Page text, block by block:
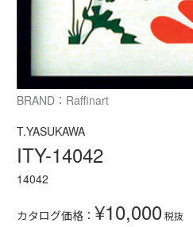
BRAND：Raffinart
T.YASUKAWA
ITY-14042
14042
カタログ価格： ¥10,000税抜